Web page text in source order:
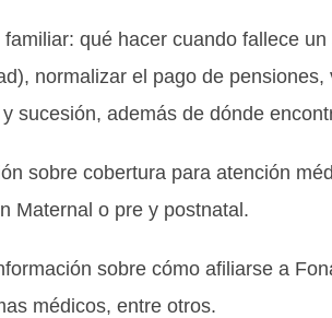
qué hacer cuando fallece
normalizar el pago de
sucesión, además de dónde
sobre cobertura para atención
Maternal o pre y postnatal.
sobre cómo afiliarse a
médicos, entre otros.